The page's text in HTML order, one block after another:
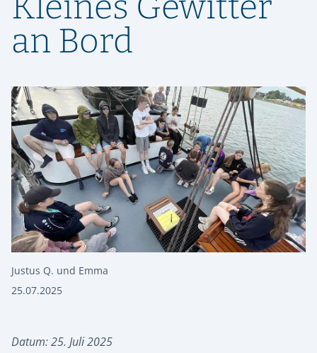
an Bord
Justus Q. und Emma
25.07.2025
Datum: 25. Juli 2025